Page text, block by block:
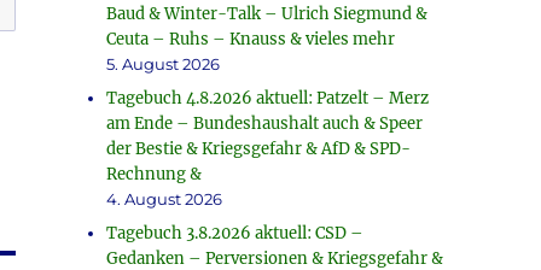
Baud & Winter-Talk – Ulrich Siegmund &
Ceuta – Ruhs – Knauss & vieles mehr
5. August 2026
Tagebuch 4.8.2026 aktuell: Patzelt – Merz
am Ende – Bundeshaushalt auch & Speer
der Bestie & Kriegsgefahr & AfD & SPD-
Rechnung &
4. August 2026
Tagebuch 3.8.2026 aktuell: CSD –
Gedanken – Perversionen & Kriegsgefahr &